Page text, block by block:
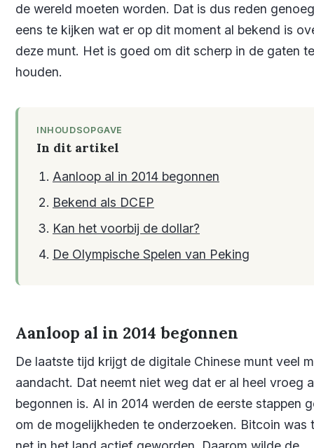
de wereld moeten worden. Dat is dus reden
eens te kijken wat er op dit moment al bekend is
deze munt. Het is goed om dit scherp in de gaten te
houden.
INHOUDSOPGAVE
In dit artikel
Aanloop al in 2014 begonnen
Bekend als DCEP
Kan het voorbij de dollar?
De Olympische Spelen van Peking
Aanloop al in 2014 begonnen
De laatste tijd krijgt de digitale Chinese munt veel
aandacht. Dat neemt niet weg dat er al heel vroeg
begonnen is. Al in 2014 werden de eerste stappen
om de mogelijkheden te onderzoeken. Bitcoin was